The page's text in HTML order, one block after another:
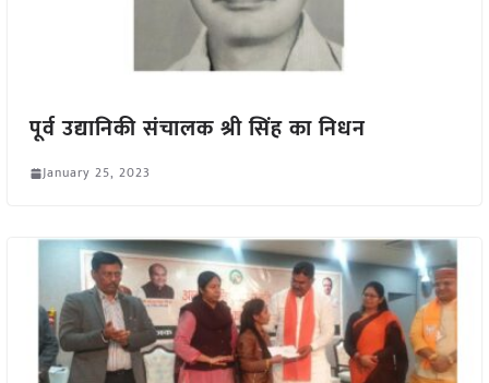
पूर्व उद्यानिकी संचालक श्री सिंह का निधन
January 25, 2023